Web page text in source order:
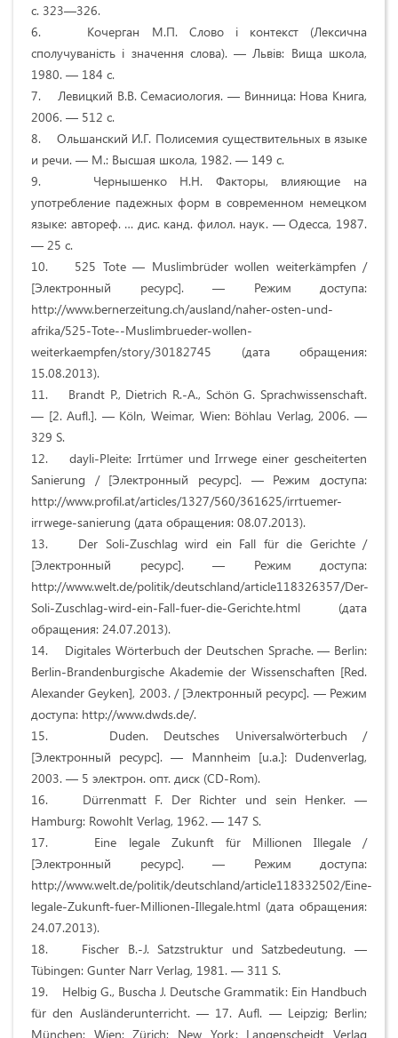
с. 323—326.
6. Кочерган М.П. Слово і контекст (Лексична
сполучуваність і значення слова). — Львів: Вища школа,
1980. — 184 с.
7. Левицкий В.В. Семасиология. — Винница: Нова Книга,
2006. — 512 с.
8. Ольшанский И.Г. Полисемия существительных в языке
и речи. — М.: Высшая школа, 1982. — 149 с.
9. Чернышенко Н.Н. Факторы, влияющие на
употребление падежных форм в современном немецком
языке: автореф. … дис. канд. филол. наук. — Одесса, 1987.
— 25 с.
10. 525 Tote — Muslimbrüder wollen weiterkämpfen /
[Электронный ресурс]. — Режим доступа:
http://www.bernerzeitung.ch/ausland/naher-osten-und-
afrika/525-Tote--Muslimbrueder-wollen-
weiterkaempfen/story/30182745 (дата обращения:
15.08.2013).
11. Brandt P., Dietrich R.-A., Schön G. Sprachwissenschaft.
— [2. Aufl.]. — Köln, Weimar, Wien: Böhlau Verlag, 2006. —
329 S.
12. dayli-Pleite: Irrtümer und Irrwege einer gescheiterten
Sanierung / [Электронный ресурс]. — Режим доступа:
http://www.profil.at/articles/1327/560/361625/irrtuemer-
irrwege-sanierung (дата обращения: 08.07.2013).
13. Der Soli-Zuschlag wird ein Fall für die Gerichte /
[Электронный ресурс]. — Режим доступа:
http://www.welt.de/politik/deutschland/article118326357/Der-
Soli-Zuschlag-wird-ein-Fall-fuer-die-Gerichte.html (дата
обращения: 24.07.2013).
14. Digitales Wörterbuch der Deutschen Sprache. — Berlin:
Berlin-Brandenburgische Akademie der Wissenschaften [Red.
Alexander Geyken], 2003. / [Электронный ресурс]. — Режим
доступа: http://www.dwds.de/.
15. Duden. Deutsches Universalwörterbuch /
[Электронный ресурс]. — Mannheim [u.a.]: Dudenverlag,
2003. — 5 электрон. опт. диск (CD-Rom).
16. Dürrenmatt F. Der Richter und sein Henker. —
Hamburg: Rowohlt Verlag, 1962. — 147 S.
17. Eine legale Zukunft für Millionen Illegale /
[Электронный ресурс]. — Режим доступа:
http://www.welt.de/politik/deutschland/article118332502/Eine-
legale-Zukunft-fuer-Millionen-Illegale.html (дата обращения:
24.07.2013).
18. Fischer B.-J. Satzstruktur und Satzbedeutung. —
Tübingen: Gunter Narr Verlag, 1981. — 311 S.
19. Helbig G., Buscha J. Deutsche Grammatik: Ein Handbuch
für den Ausländerunterricht. — 17. Aufl. — Leipzig; Berlin;
München; Wien; Zürich; New York: Langenscheidt Verlag